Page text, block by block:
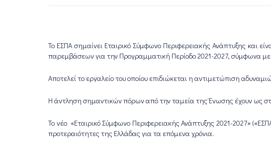
Το ΕΣΠΑ σημαίνει Εταιρικό Σύμφωνο Περιφερειακής Ανάπτυξης και
παρεμβάσεων για την Προγραμματική Περίοδο 2021-2027, σύμφωνα με
Αποτελεί το εργαλείο του οποίου επιδιώκεται η αντιμετώπιση
Η άντληση σημαντικών πόρων από την ταμεία της Ένωσης έχουν ως
Το νέο «Εταιρικό Σύμφωνο Περιφερειακής Ανάπτυξης 2021-2027»
προτεραιότητες της Ελλάδας για τα επόμενα χρόνια.